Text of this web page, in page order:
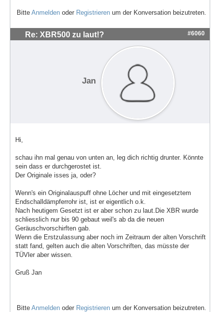
Bitte Anmelden oder Registrieren um der Konversation beizutreten.
Re: XBR500 zu laut!? #6060
Jan
Hi,
schau ihn mal genau von unten an, leg dich richtig drunter. Könnte
sein dass er durchgerostet ist.
Der Originale isses ja, oder?
Wenn's ein Originalauspuff ohne Löcher und mit eingesetztem
Endschalldämpferrohr ist, ist er eigentlich o.k.
Nach heutigem Gesetzt ist er aber schon zu laut.Die XBR wurde
schliesslich nur bis 90 gebaut weil's ab da die neuen
Geräuschvorschirften gab.
Wenn die Erstzulassung aber noch im Zeitraum der alten Vorschrift
statt fand, gelten auch die alten Vorschriften, das müsste der
TÜVler aber wissen.
Gruß Jan
Bitte Anmelden oder Registrieren um der Konversation beizutreten.